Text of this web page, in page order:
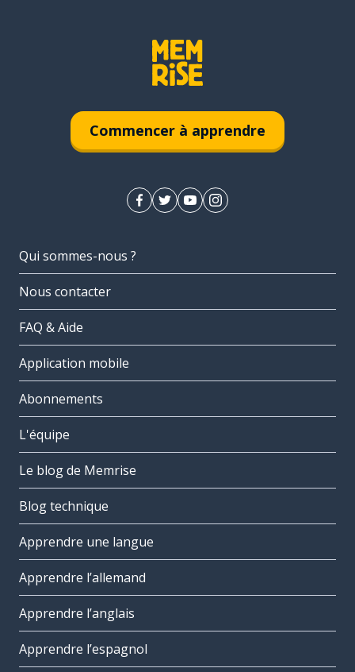
Commencer à apprendre
Qui sommes-nous ?
Nous contacter
FAQ & Aide
Application mobile
Abonnements
L'équipe
Le blog de Memrise
Blog technique
Apprendre une langue
Apprendre l’allemand
Apprendre l’anglais
Apprendre l’espagnol